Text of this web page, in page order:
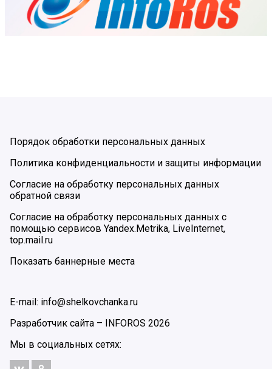
Порядок обработки персональных данных
Политика конфиденциальности и защиты информации
Согласие на обработку персональных данных
обратной связи
Согласие на обработку персональных данных с
помощью сервисов Yandex.Metrika, LiveInternet,
top.mail.ru
Показать баннерные места
E-mail: info@shelkovchanka.ru
Разработчик сайта –
INFOROS 2026
Мы в социальных сетях: